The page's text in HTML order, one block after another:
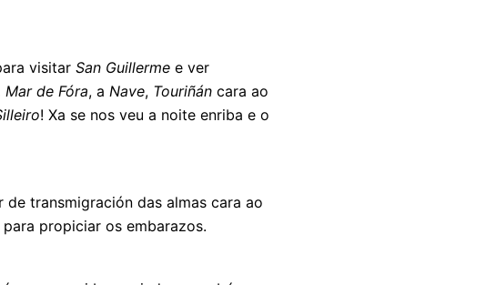
visitar San Guillerme e ver
Mar de Fóra, a Nave, Touriñán cara ao
! Xa se nos veu a noite enriba e o
de transmigración das almas cara ao
para propiciar os embarazos.